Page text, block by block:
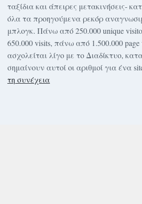
ταξίδια και άπειρες μετακινήσεις-
όλα τα προηγούμενα ρεκόρ
μπλογκ. Πάνω από 250.000 unique
650.000 visits, πάνω από 1.500.000 page
ασχολείται λίγο με το Διαδίκτυο,
σημαίνουν αυτοί οι αριθμοί για ένα
τη συνέχεια